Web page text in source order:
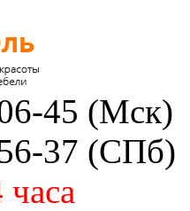
45 (Мск)
37 (СПб)